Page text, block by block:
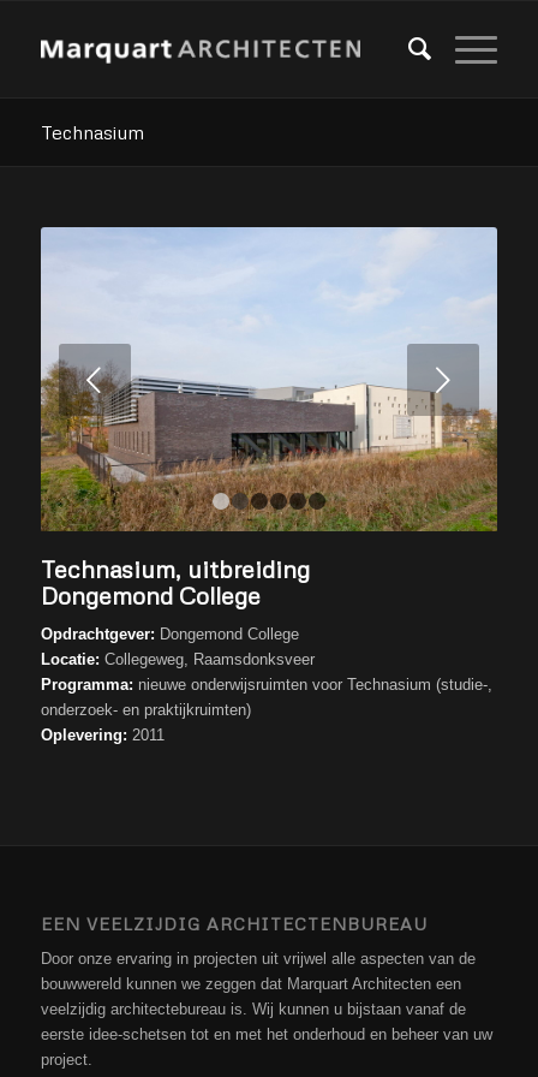
Technasium
Volgende
1 2 3 4 5 6
Technasium, uitbreiding
Dongemond College
Opdrachtgever: Dongemond College
Locatie: Collegeweg, Raamsdonksveer
Programma: nieuwe onderwijsruimten voor Technasium (studie-,
onderzoek- en praktijkruimten)
Oplevering: 2011
EEN VEELZIJDIG ARCHITECTENBUREAU
Door onze ervaring in projecten uit vrijwel alle aspecten van de
bouwwereld kunnen we zeggen dat Marquart Architecten een
veelzijdig architectebureau is. Wij kunnen u bijstaan vanaf de
eerste idee-schetsen tot en met het onderhoud en beheer van uw
project.